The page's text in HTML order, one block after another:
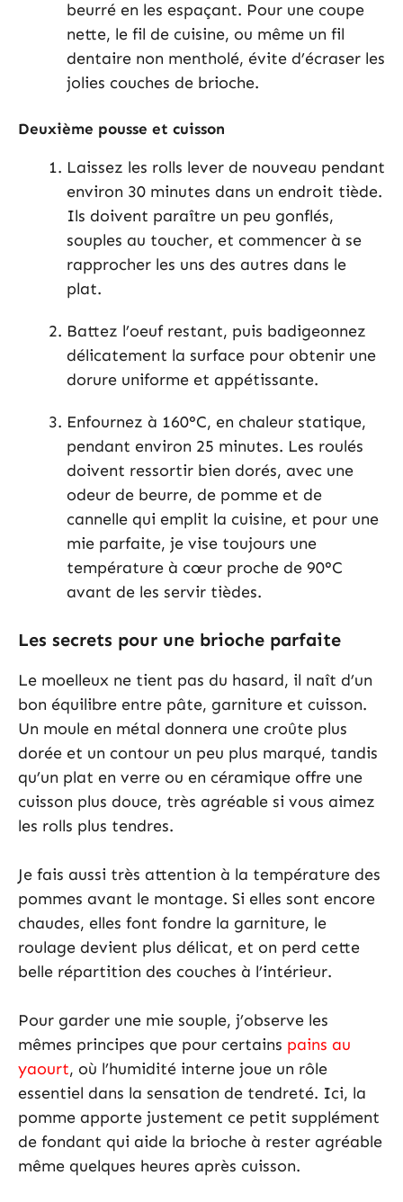
beurré en les espaçant. Pour une coupe
nette, le fil de cuisine, ou même un fil
dentaire non mentholé, évite d’écraser les
jolies couches de brioche.
Deuxième pousse et cuisson
Laissez les rolls lever de nouveau pendant
environ 30 minutes dans un endroit tiède.
Ils doivent paraître un peu gonflés,
souples au toucher, et commencer à se
rapprocher les uns des autres dans le
plat.
Battez l’oeuf restant, puis badigeonnez
délicatement la surface pour obtenir une
dorure uniforme et appétissante.
Enfournez à 160°C, en chaleur statique,
pendant environ 25 minutes. Les roulés
doivent ressortir bien dorés, avec une
odeur de beurre, de pomme et de
cannelle qui emplit la cuisine, et pour une
mie parfaite, je vise toujours une
température à cœur proche de 90°C
avant de les servir tièdes.
Les secrets pour une brioche parfaite
Le moelleux ne tient pas du hasard, il naît d’un
bon équilibre entre pâte, garniture et cuisson.
Un moule en métal donnera une croûte plus
dorée et un contour un peu plus marqué, tandis
qu’un plat en verre ou en céramique offre une
cuisson plus douce, très agréable si vous aimez
les rolls plus tendres.
Je fais aussi très attention à la température des
pommes avant le montage. Si elles sont encore
chaudes, elles font fondre la garniture, le
roulage devient plus délicat, et on perd cette
belle répartition des couches à l’intérieur.
Pour garder une mie souple, j’observe les
mêmes principes que pour certains pains au
yaourt, où l’humidité interne joue un rôle
essentiel dans la sensation de tendreté. Ici, la
pomme apporte justement ce petit supplément
de fondant qui aide la brioche à rester agréable
même quelques heures après cuisson.